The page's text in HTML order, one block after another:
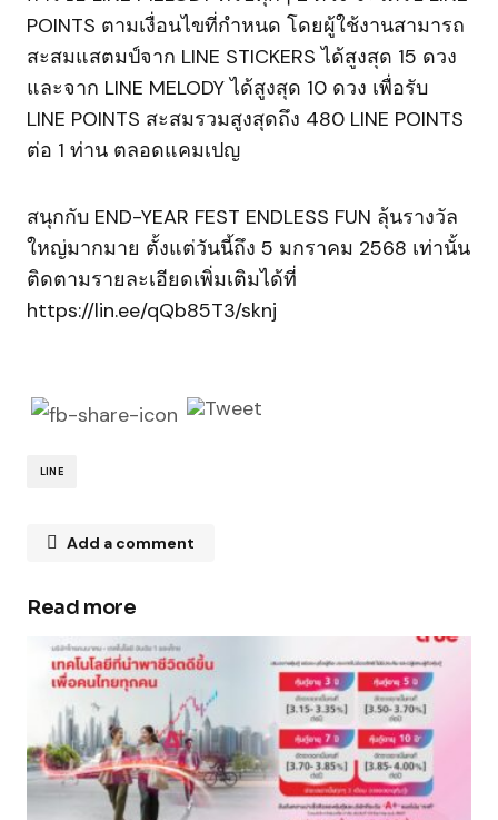
POINTS ตามเงื่อนไขที่กำหนด โดยผู้ใช้งานสามารถ
สะสมแสตมป์จาก LINE STICKERS ได้สูงสุด 15 ดวง
และจาก LINE MELODY ได้สูงสุด 10 ดวง เพื่อรับ
LINE POINTS สะสมรวมสูงสุดถึง 480 LINE POINTS
ต่อ 1 ท่าน ตลอดแคมเปญ
สนุกกับ END-YEAR FEST ENDLESS FUN ลุ้นรางวัล
ใหญ่มากมาย ตั้งแต่วันนี้ถึง 5 มกราคม 2568 เท่านั้น
ติดตามรายละเอียดเพิ่มเติมได้ที่
https://lin.ee/qQb85T3/sknj
LINE
Add a comment
Your email address will not be published.
Required fields are marked*
Comment*
Read more